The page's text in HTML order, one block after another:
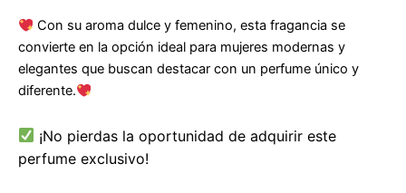
Con su aroma dulce y femenino, esta fragancia se
convierte en la opción ideal para mujeres modernas y
elegantes que buscan destacar con un perfume único y
diferente.
¡No pierdas la oportunidad de adquirir este
perfume exclusivo!